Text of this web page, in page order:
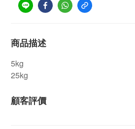
商品描述
5kg
25kg
顧客評價